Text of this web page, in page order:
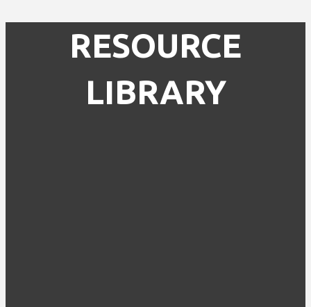
RESOURCE
LIBRARY